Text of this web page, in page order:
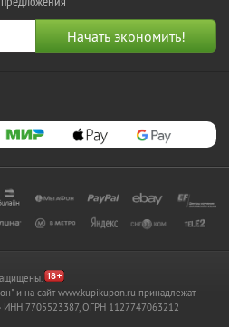
и на сайт www.kupikupon.ru принадлежат
ИНН 7705523387, ОГРН 1127747063212